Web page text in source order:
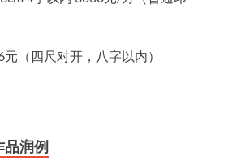
（四尺对开，八字以内）
润例